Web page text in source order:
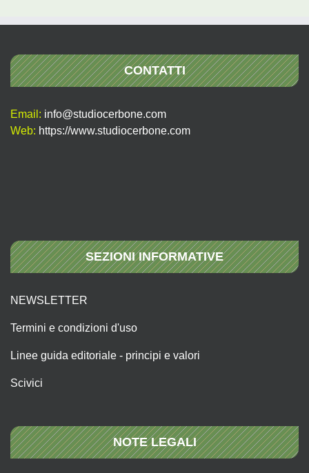
CONTATTI
Email: info@studiocerbone.com
Web: https://www.studiocerbone.com
SEZIONI INFORMATIVE
NEWSLETTER
Termini e condizioni d'uso
Linee guida editoriale - principi e valori
Scivici
NOTE LEGALI